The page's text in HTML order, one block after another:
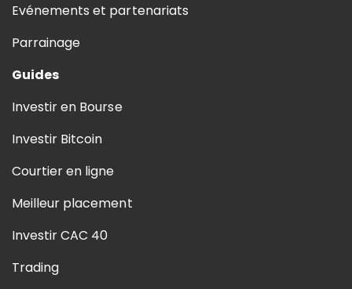
Evénements et partenariats
Parrainage
Guides
Investir en Bourse
Investir Bitcoin
Courtier en ligne
Meilleur placement
Investir CAC 40
Trading